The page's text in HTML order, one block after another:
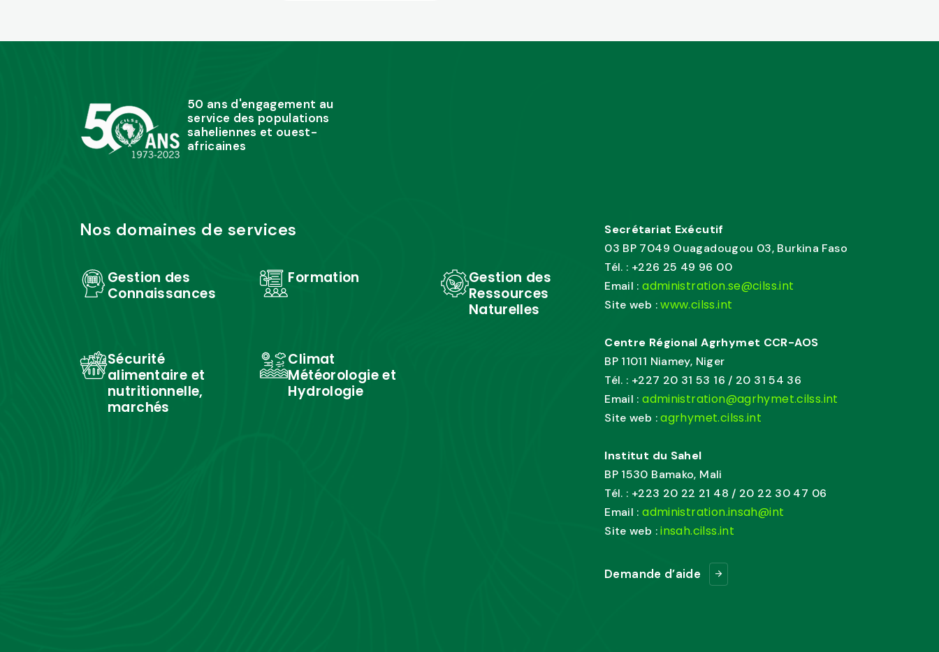
50 ans d'engagement au
service des populations
saheliennes et ouest-
africaines
Nos domaines de services
Gestion des
Connaissances
Formation
Gestion des
Ressources
Naturelles
Sécurité
alimentaire et
nutritionnelle,
marchés
Climat
Météorologie et
Hydrologie
Secrétariat Exécutif
03 BP 7049 Ouagadougou 03, Burkina Faso
Tél. : +226 25 49 96 00
Email :administration.se@cilss.int
Site web :www.cilss.int
Centre Régional Agrhymet CCR-AOS
BP 11011 Niamey, Niger
Tél. : +227 20 31 53 16 / 20 31 54 36
Email :administration@agrhymet.cilss.int
Site web :agrhymet.cilss.int
Institut du Sahel
BP 1530 Bamako, Mali
Tél. : +223 20 22 21 48 / 20 22 30 47 06
Email :administration.insah@int
Site web :insah.cilss.int
Demande d’aide